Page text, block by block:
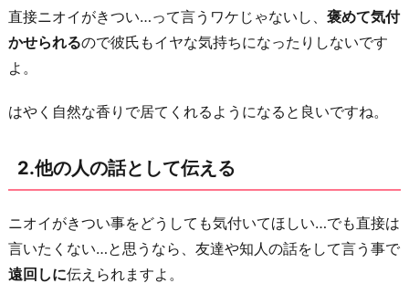
水
以
良
ニ
オ
イ
の
物
直接ニオイがきつい…って言うワケじゃないし、 褒めて気付
かせられるので彼氏もイヤな気持ちになったりしないです
よ。
はやく自然な香りで居てくれるようになると良いですね。
2.他の人の話として伝える
ニオイがきつい事をどうしても気付いてほしい…でも直接は
言いたくない…と思うなら、友達や知人の話をして言う事で
遠回しに伝えられますよ。